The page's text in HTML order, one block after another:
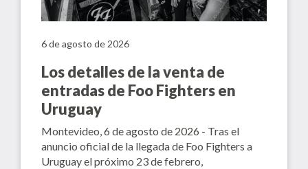
6 de agosto de 2026
Los detalles de la venta de
entradas de Foo Fighters en
Uruguay
Montevideo, 6 de agosto de 2026 - Tras el
anuncio oficial de la llegada de Foo Fighters a
Uruguay el próximo 23 de febrero,